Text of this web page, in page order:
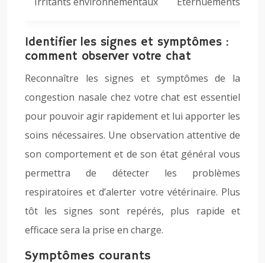
Identifier les signes et symptômes :
comment observer votre chat
Reconnaître les signes et symptômes de la
congestion nasale chez votre chat est essentiel
pour pouvoir agir rapidement et lui apporter les
soins nécessaires. Une observation attentive de
son comportement et de son état général vous
permettra de détecter les problèmes
respiratoires et d’alerter votre vétérinaire. Plus
tôt les signes sont repérés, plus rapide et
efficace sera la prise en charge.
Symptômes courants